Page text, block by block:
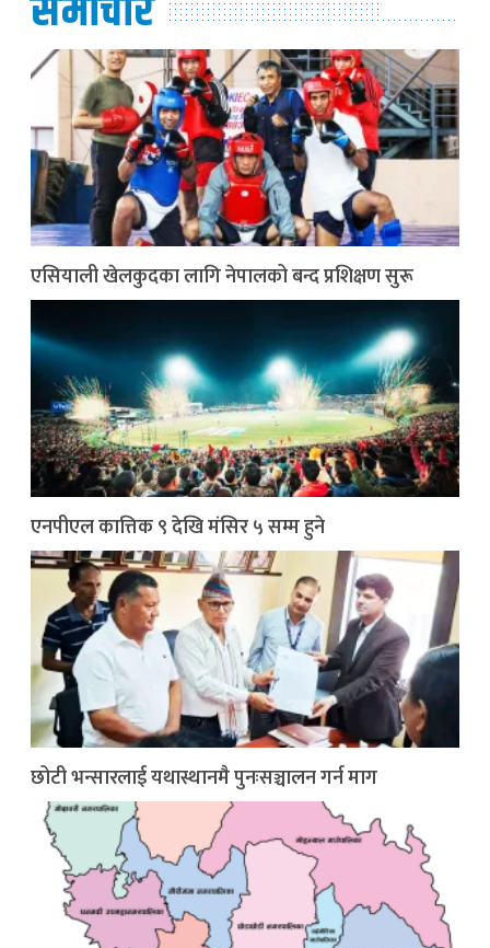
एसियाली खेलकुदका लागि नेपालको बन्द प्रशिक्षण सुरू
एनपीएल कात्तिक ९ देखि मंसिर ५ सम्म हुने
छोटी भन्सारलाई यथास्थानमै पुनःसञ्चालन गर्न माग